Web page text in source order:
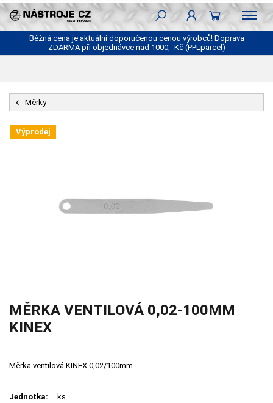
Běžná cena je aktuální doporučenou cenou výrobců! Doprava
ZDARMA při objednávce nad 1000,- Kč (PPLparcel)
Měrky
MĚRKA VENTILOVÁ 0,02-100MM
KINEX
Měrka ventilová KINEX 0,02/100mm
Jednotka:
ks
Výprodej